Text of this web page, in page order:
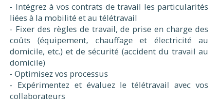
- Intégrez à vos contrats de travail les particularités
liées à la mobilité et au télétravail
- Fixer des règles de travail, de prise en charge des
coûts (équipement, chauffage et électricité au
domicile, etc.) et de sécurité (accident du travail au
domicile)
- Optimisez vos processus
- Expérimentez et évaluez le télétravail avec vos
collaborateurs